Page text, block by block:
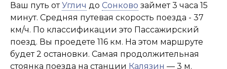
Ваш путь отУглич до Сонково займет 3 часа 15
минут. Средняя путевая скорость поезда - 37
км/ч. По классификации это Пассажирский
поезд. Вы проедете 116 км. На этом маршруте
будет 2 остановки. Самая продолжительная
стоянка поезда на станции Калязин — 3 м.